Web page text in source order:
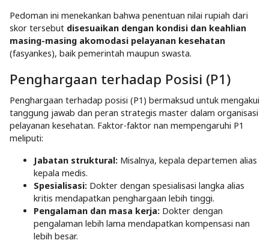
Pedoman ini menekankan bahwa penentuan nilai rupiah dari
skor tersebut disesuaikan dengan kondisi dan keahlian
masing-masing akomodasi pelayanan kesehatan
(fasyankes), baik pemerintah maupun swasta.
Penghargaan terhadap Posisi (P1)
Penghargaan terhadap posisi (P1) bermaksud untuk mengakui
tanggung jawab dan peran strategis master dalam organisasi
pelayanan kesehatan. Faktor-faktor nan mempengaruhi P1
meliputi:​
Jabatan struktural: Misalnya, kepala departemen alias
kepala medis.​
Spesialisasi: Dokter dengan spesialisasi langka alias
kritis mendapatkan penghargaan lebih tinggi.​
Pengalaman dan masa kerja: Dokter dengan
pengalaman lebih lama mendapatkan kompensasi nan
lebih besar.​